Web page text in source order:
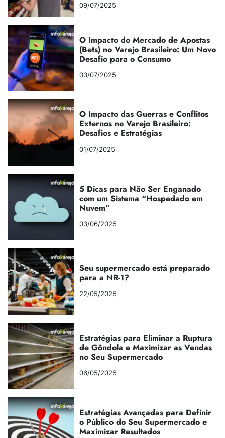
09/07/2025
O Impacto do Mercado de Apostas
(Bets) no Varejo Brasileiro: Um Novo
Desafio para o Consumo
03/07/2025
O Impacto das Guerras e Conflitos
Externos no Varejo Brasileiro:
Desafios e Estratégias
01/07/2025
5 Dicas para Não Ser Enganado
com um Sistema “Hospedado em
Nuvem”
03/06/2025
Seu supermercado está preparado
para a NR-1?
22/05/2025
Estratégias para Eliminar a Ruptura
de Gôndola e Maximizar as Vendas
no Seu Supermercado
06/05/2025
Estratégias Avançadas para Definir
o Público do Seu Supermercado e
Maximizar Resultados